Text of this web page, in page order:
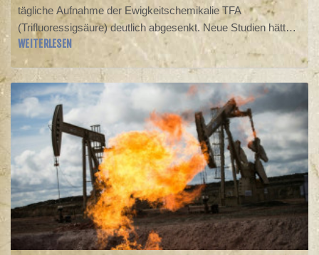
tägliche Aufnahme der Ewigkeitschemikalie TFA
(Trifluoressigsäure) deutlich abgesenkt. Neue Studien hätten
ergeben, dass TFA ein für den Stoffwechsel wichtiges
Hormon beeinflusst, erklärte die Behörde mit Sitz in Mailand
am Mittwoch. TFA gelangt vor allem über den Pestizideinsatz
in Grundwasser, Böden und Ackerpflanzen und auf diesem
Weg in den menschlichen Körper.
WEITERLESEN